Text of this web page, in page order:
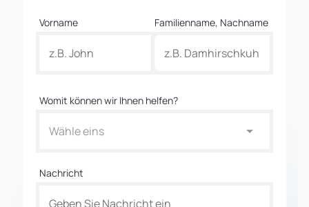
Vorname Familienname, Nachname
Womit können wir Ihnen helfen?
Wähle eins
Nachricht